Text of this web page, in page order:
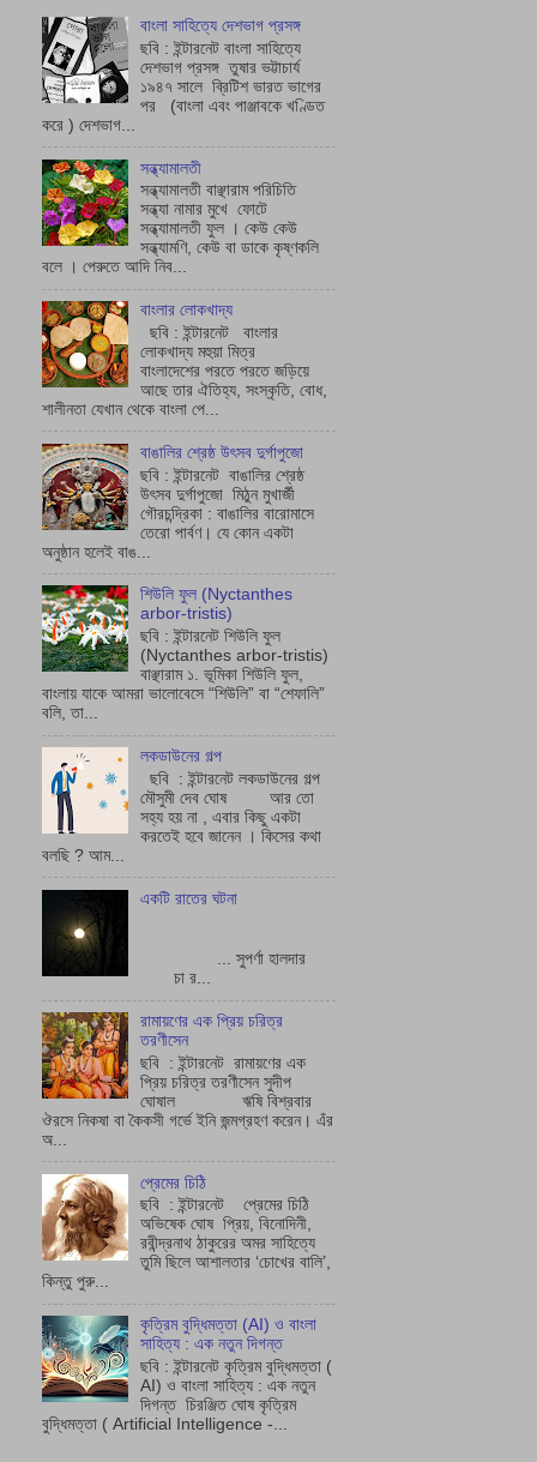
বাংলা সাহিত্যে দেশভাগ প্রসঙ্গ
ছবি : ইন্টারনেট বাংলা সাহিত্যে
দেশভাগ প্রসঙ্গ তুষার ভট্টাচাৰ্য
১৯৪৭ সালে ব্রিটিশ ভারত ভাগের
পর (বাংলা এবং পাঞ্জাবকে খণ্ডিত
করে ) দেশভাগ...
সন্ধ্যামালতী
সন্ধ্যামালতী বাঞ্ছারাম পরিচিতি
সন্ধ্যা নামার মুখে ফোটে
সন্ধ্যামালতী ফুল । কেউ কেউ
সন্ধ্যামণি, কেউ বা ডাকে কৃষ্ণকলি
বলে । পেরুতে আদি নিব...
বাংলার লোকখাদ্য
ছবি : ইন্টারনেট বাংলার
লোকখাদ্য মহুয়া মিত্র
বাংলাদেশের পরতে পরতে জড়িয়ে
আছে তার ঐতিহ্য, সংস্কৃতি, বোধ,
শালীনতা যেখান থেকে বাংলা পে...
বাঙালির শ্রেষ্ঠ উৎসব দুর্গাপুজো
ছবি : ইন্টারনেট বাঙালির শ্রেষ্ঠ
উৎসব দুর্গাপুজো মিঠুন মুখার্জী
গৌরচন্দ্রিকা : বাঙালির বারোমাসে
তেরো পার্বণ। যে কোন একটা
অনুষ্ঠান হলেই বাঙ...
শিউলি ফুল (Nyctanthes
arbor-tristis)
ছবি : ইন্টারনেট শিউলি ফুল
(Nyctanthes arbor-tristis)
বাঞ্ছারাম ১. ভূমিকা শিউলি ফুল,
বাংলায় যাকে আমরা ভালোবেসে “শিউলি” বা “শেফালি”
বলি, তা...
লকডাউনের গল্প
ছবি : ইন্টারনেট লকডাউনের গল্প
মৌসুমী দেব ঘোষ আর তো
সহ্য হয় না , এবার কিছু একটা
করতেই হবে জানেন । কিসের কথা
বলছি ? আম...
একটি রাতের ঘটনা
... সুপর্ণা হালদার
চা র...
রামায়ণের এক প্রিয় চরিত্র
তরণীসেন
ছবি : ইন্টারনেট রামায়ণের এক
প্রিয় চরিত্র তরণীসেন সুদীপ
ঘোষাল ঋষি বিশ্রবার
ঔরসে নিকষা বা কৈকসী গর্ভে ইনি জন্মগ্রহণ করেন। এঁর
অ...
প্রেমের চিঠি
ছবি : ইন্টারনেট প্রেমের চিঠি
অভিষেক ঘোষ প্রিয়, বিনোদিনী,
রবীন্দ্রনাথ ঠাকুরের অমর সাহিত্যে
তুমি ছিলে আশালতার ‘চোখের বালি’,
কিন্তু পুরু...
কৃত্রিম বুদ্ধিমত্তা (AI) ও বাংলা
সাহিত্য : এক নতুন দিগন্ত
ছবি : ইন্টারনেট কৃত্রিম বুদ্ধিমত্তা (
AI) ও বাংলা সাহিত্য : এক নতুন
দিগন্ত চিরঞ্জিত ঘোষ কৃত্রিম
বুদ্ধিমত্তা ( Artificial Intelligence -...